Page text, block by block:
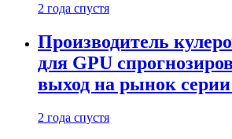
2 года спустя
Производитель
для GPU
выход на рынок
2 года спустя